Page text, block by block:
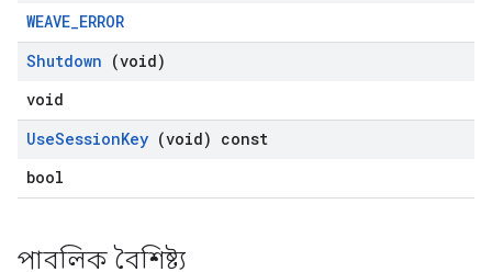
WEAVE_ERROR
Shutdown (void)
void
UseSessionKey (void) const
bool
পাবলিক বৈশিষ্ট্য